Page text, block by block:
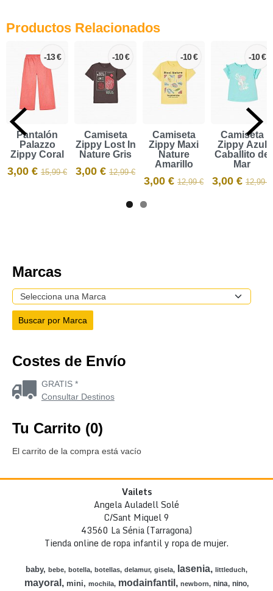
Productos Relacionados
-13 €
Pantalón
Palazzo
Zippy Coral
3,00 € 15,99 €
-10 €
Camiseta
Zippy Lost In
Nature Gris
3,00 € 12,99 €
-10 €
Camiseta
Zippy Maxi
Nature
Amarillo
3,00 € 12,99 €
-10 €
Camiseta
Zippy Azul
Caballito de
Mar
3,00 € 12,99 €
Marcas
Costes de Envío
GRATIS *
Consultar Destinos
Tu Carrito (0)
El carrito de la compra está vacío
Vailets
Angela Auladell Solé
C/Sant Miquel 9
43560 La Sénia (Tarragona)
Tienda online de ropa infantil y ropa de mujer.
baby bebe botella botellas delamur gisela lasenia littleduch
mayoral mini mochila modainfantil newborn nina nino